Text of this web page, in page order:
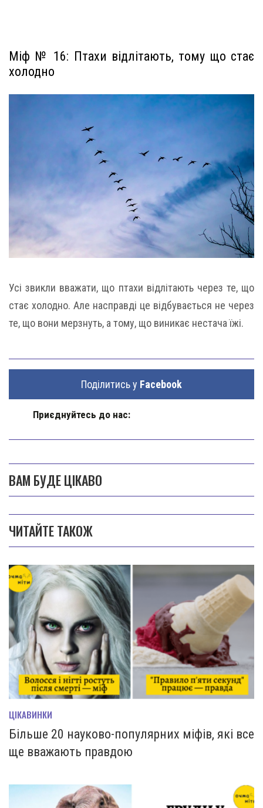
Міф № 16: Птахи відлітають, тому що стає
холодно
Усі звикли вважати, що птахи відлітають через те, що
стає холодно. Але насправді це відбувається не через
те, що вони мерзнуть, а тому, що виникає нестача їжі.
Поділитись у Facebook
Приєднуйтесь до нас:
ВАМ БУДЕ ЦІКАВО
ЧИТАЙТЕ ТАКОЖ
ЦІКАВИНКИ
Більше 20 науково-популярних міфів, які все
ще вважають правдою